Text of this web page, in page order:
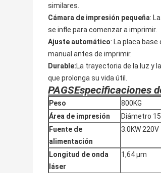
similares.
Cámara de impresión pequeña:
se infle para comenzar a imprimir.
Ajuste automático: La placa
manual antes de imprimir.
Durable:La trayectoria de la luz y
que prolonga su vida útil.
PAGSEspecificaciones
Peso 800KG
Área de impresión
Diámetro
Fuente de
alimentación
3.0KW 220V
Longitud de onda
láser
1,64 μm